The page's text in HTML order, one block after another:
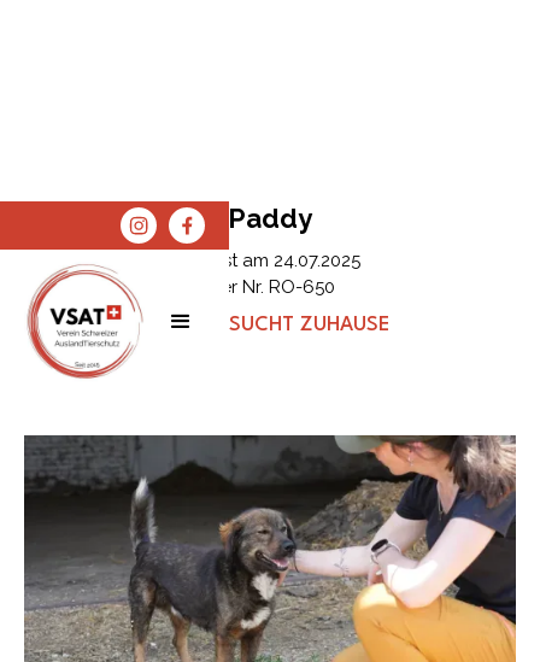
SPENDEN
SHOP
Paddy
Erfasst am 24.07.2025
Tier Nr. RO-650
STATUS: SUCHT ZUHAUSE